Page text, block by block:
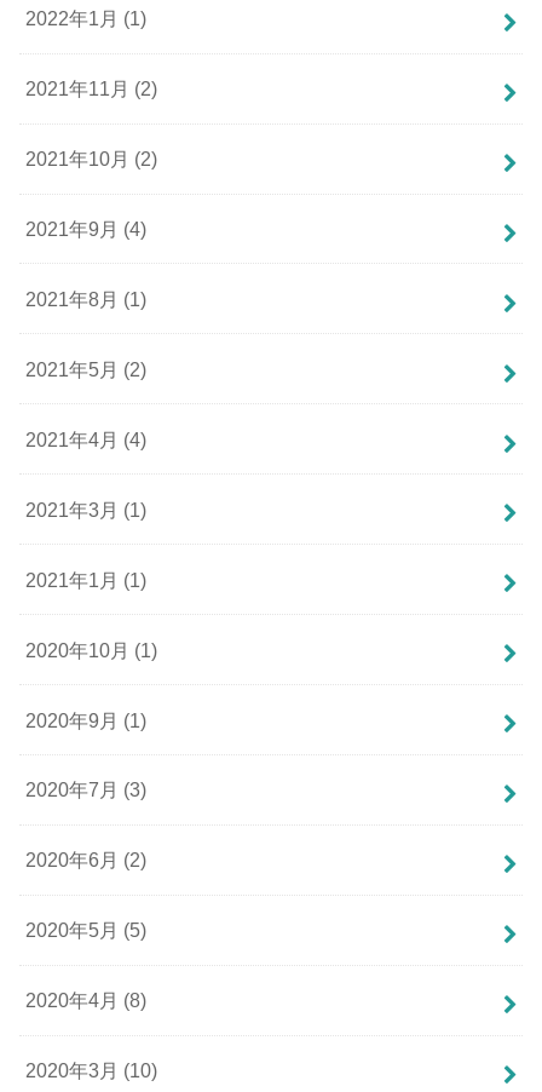
2022年1月 (1)
2021年11月 (2)
2021年10月 (2)
2021年9月 (4)
2021年8月 (1)
2021年5月 (2)
2021年4月 (4)
2021年3月 (1)
2021年1月 (1)
2020年10月 (1)
2020年9月 (1)
2020年7月 (3)
2020年6月 (2)
2020年5月 (5)
2020年4月 (8)
2020年3月 (10)